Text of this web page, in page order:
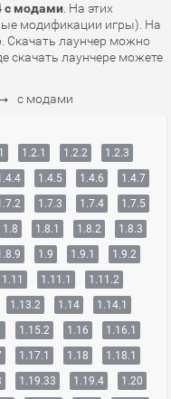
с модами . На этих
модификации игры). На
Скачать лаунчер можно
скачать лаунчере можете
с модами
1.2.1 1.2.2
1.2.3
1.4.5 1.4.6
1.4.7
1.7.3 1.7.4
1.7.5
1.8 1.8.1 1.8.2
1.8.3
1.9 1.9.1
1.9.2
1.11 1.11.1
1.11.2
1.13.2 1.14
1.14.1
1.15.2 1.16
1.16.1
1.17.1 1.18
1.18.1
1.19.33 1.19.4
1.20